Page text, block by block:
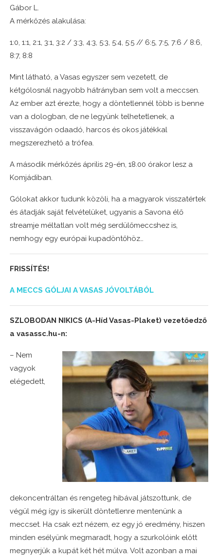
Gábor L.
A mérkőzés alakulása:
1:0, 1:1, 2:1, 3:1, 3:2 / 3:3, 4:3, 5:3, 5:4, 5:5 // 6:5, 7:5, 7:6 / 8:6,
8:7, 8:8
Mint látható, a Vasas egyszer sem vezetett, de
kétgólosnál nagyobb hátrányban sem volt a meccsen.
Az ember azt érezte, hogy a döntetlennél több is benne
van a dologban, de ne legyünk telhetetlenek, a
visszavágón odaadó, harcos és okos játékkal
megszerezhető a trófea.
A második mérkőzés április 29-én, 18.00 órakor lesz a
Komjádiban.
Gólokat akkor tudunk közöli, ha a magyarok visszatértek
és átadják saját felvételüket, ugyanis a Savona élő
streamje méltatlan volt még serdülőmeccshez is,
nemhogy egy európai kupadöntőhöz…
FRISSÍTÉS!
A MECCS GÓLJAI A VASAS JÓVOLTÁBÓL
SZLOBODAN NIKICS (A-Híd Vasas-Plaket) vezetőedző
a vasassc.hu-n:
– Nem
vagyok
elégedett,
dekoncentráltan és rengeteg hibával játszottunk, de
végül még így is sikerült döntetlenre mentenünk a
meccset. Ha csak ezt nézem, ez egy jó eredmény, hiszen
minden esélyünk megmaradt, hogy a szurkolóink előtt
megnyerjük a kupát két hét múlva. Volt azonban a mai